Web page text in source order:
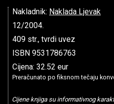
Nakladnik: Naklada Ljevak
12/2004.
409 str., tvrdi uvez
ISBN 9531786763
Cijena: 32.52 eur
Preračunato po fiksnom tečaju
Cijene knjiga su informativnog